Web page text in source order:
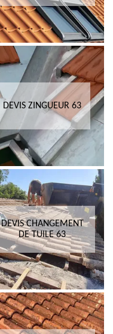
DEVIS ZINGUEUR 63
DEVIS CHANGEMENT
DE TUILE 63